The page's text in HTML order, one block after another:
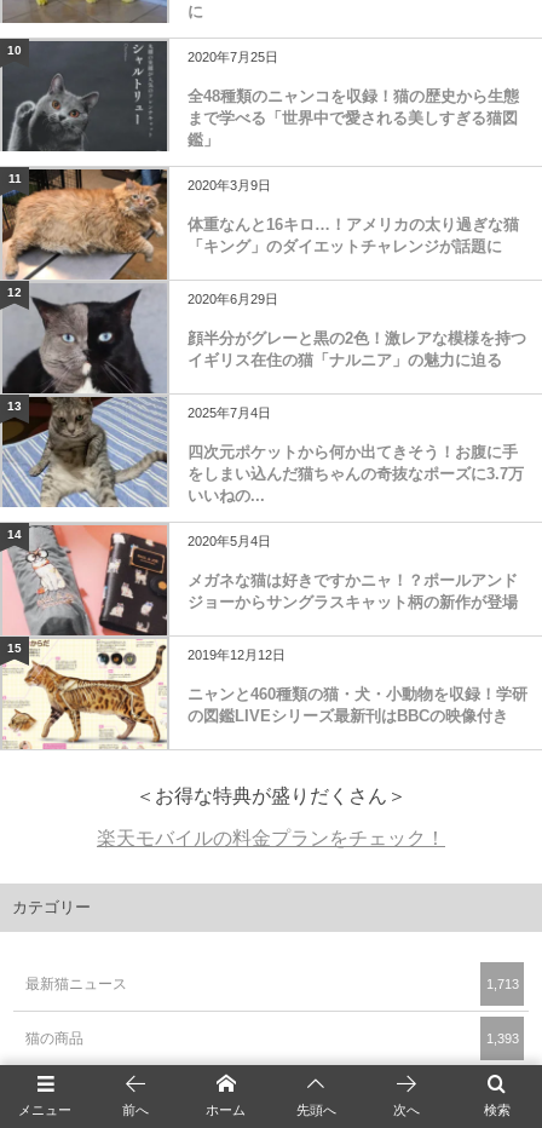
に
10 2020年7月25日
全48種類のニャンコを収録！猫の歴史から生態
まで学べる「世界中で愛される美しすぎる猫図
鑑」
11 2020年3月9日
体重なんと16キロ…！アメリカの太り過ぎな猫
「キング」のダイエットチャレンジが話題に
12 2020年6月29日
顔半分がグレーと黒の2色！激レアな模様を持つ
イギリス在住の猫「ナルニア」の魅力に迫る
13 2025年7月4日
四次元ポケットから何か出てきそう！お腹に手
をしまい込んだ猫ちゃんの奇抜なポーズに3.7万
いいねの...
14 2020年5月4日
メガネな猫は好きですかニャ！？ポールアンド
ジョーからサングラスキャット柄の新作が登場
15 2019年12月12日
ニャンと460種類の猫・犬・小動物を収録！学研
の図鑑LIVEシリーズ最新刊はBBCの映像付き
＜お得な特典が盛りだくさん＞
楽天モバイルの料金プランをチェック！
カテゴリー
最新猫ニュース 1,713
猫の商品 1,393
猫のイベント
950
メニュー
検索
前へ ホーム 先頭へ 次へ